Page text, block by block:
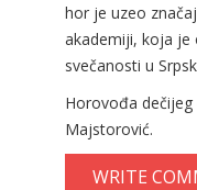
hor je uzeo
akademiji, koja je
svečanosti u
Horovođa
Majstorović.
WRITE